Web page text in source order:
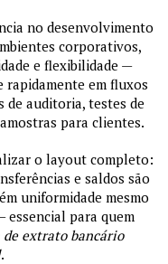
no desenvolvimento
corporativos,
e flexibilidade —
rapidamente em fluxos
de auditoria, testes de
para clientes.
o layout completo:
e saldos são
uniformidade mesmo
para quem
extrato bancário
.